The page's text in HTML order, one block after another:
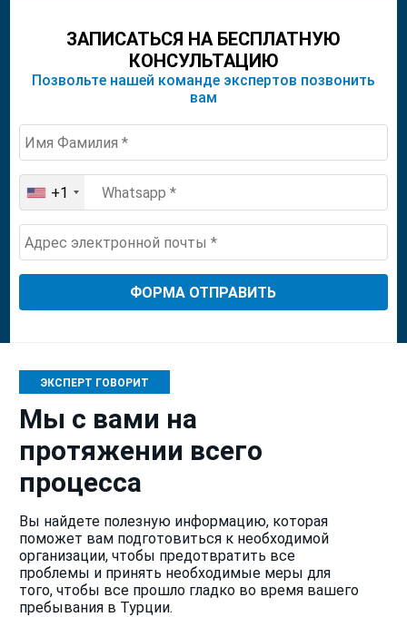
ЗАПИСАТЬСЯ НА БЕСПЛАТНУЮ
КОНСУЛЬТАЦИЮ
Позвольте нашей команде экспертов позвонить
вам
United
States
+1
+1
ЭКСПЕРТ ГОВОРИТ
Мы с вами на
протяжении всего
процесса
Вы найдете полезную информацию, которая
поможет вам подготовиться к необходимой
организации, чтобы предотвратить все
проблемы и принять необходимые меры для
того, чтобы все прошло гладко во время вашего
пребывания в Турции.